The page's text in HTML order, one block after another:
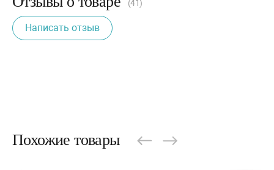
(41)
Написать отзыв
Похожие товары